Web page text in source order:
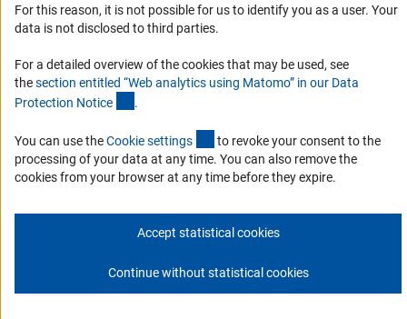
DFG Newsletter
Subscribe
For this reason, it is not possible for us to identify you as a user. Your
data is not disclosed to third parties.
For a detailed overview of the cookies that may be used, see
thesection entitled “Web analytics using Matomo” in our Data
Protection Notice .
You can use theCookie settings (externer Link)
to revoke your consent to the
processing of your data at any time. You can also remove the
cookies from your browser at any time before they expire.
Accept statistical cookies
Continue without statistical cookies